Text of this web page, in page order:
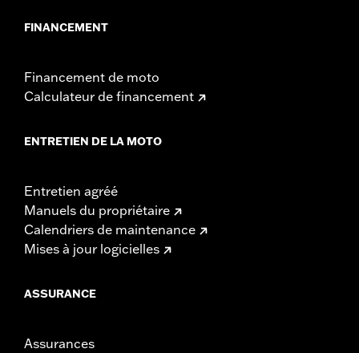
FINANCEMENT
Financement de moto
Calculateur de financement
ENTRETIEN DE LA MOTO
Entretien agréé
Manuels du propriétaire
Calendriers de maintenance
Mises à jour logicielles
ASSURANCE
Assurances